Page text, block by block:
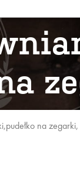
na zegarki,